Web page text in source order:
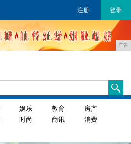
注册 登录
广告
娱乐 教育
房产
时尚 商讯
消费